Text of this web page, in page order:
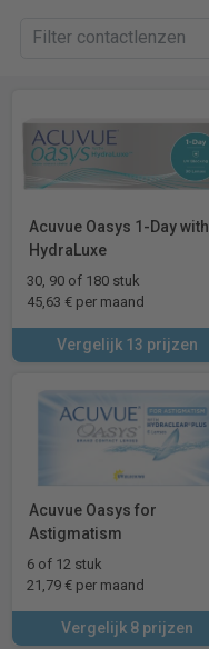
Acuvue Oasys 1-Day with
HydraLuxe
30, 90 of 180 stuk
45,63 € per maand
Vergelijk 13 prijzen
Acuvue Oasys for
Astigmatism
6 of 12 stuk
21,79 € per maand
Vergelijk 8 prijzen